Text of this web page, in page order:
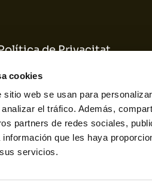
cookies
sitio web se usan para
el tráfico. Además,
partners de redes sociales,
que les haya
servicios.
de Privacitat
de Cookies